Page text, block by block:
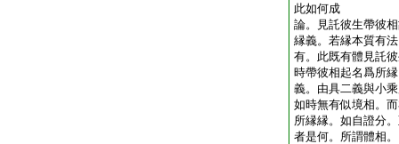
此如何成
論。見託彼生帶彼
縁義。若縁本質有
有。此既有體見託
時帶彼相起名爲所
義。由具二義與小
如時無有似境相。
所縁縁。如自證分
者是何。所謂體相